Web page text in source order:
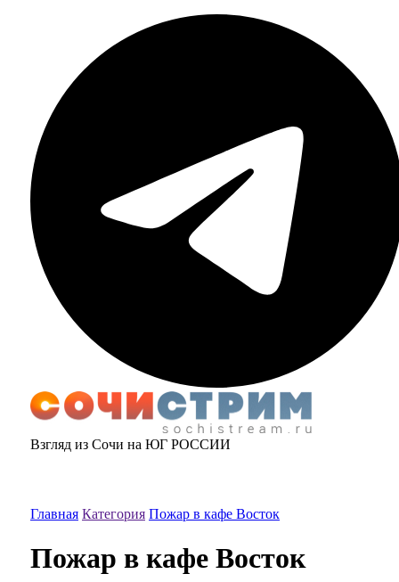
Взгляд из Сочи на ЮГ РОССИИ
Главная Категория Пожар в кафе Восток
Пожар в кафе Восток